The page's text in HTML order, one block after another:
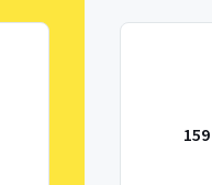
159